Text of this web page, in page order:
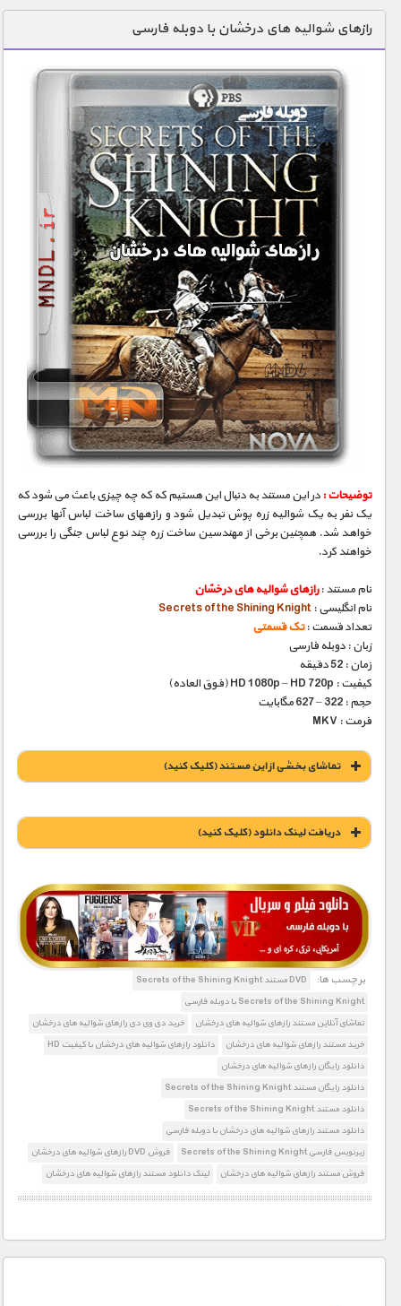
دنیای خوراکی ها
زمین شناسی / محیط زیست
سازه/ معماری/ مهندسی
سرگرمی
شناخت کودکان
طبیعت
علم و فناوری
فرهنگ / هنر
گردشگری
ماورایی
مسابقات / ورزشی
مستند های اختصاصی
رازهای شوالیه های درخشان با دوبله فارسی
توضیحات : در این مستند به دنبال این هستیم که که چه چیزی باعث می شود که
یک نفر به یک شوالیه زره پوش تبدیل شود و رازههای ساخت لباس آنها بررسی
خواهد شد. همچنین برخی از مهندسین ساخت زره چند نوع لباس جنگی را بررسی
خواهند کرد.
نام مستند :رازهای شوالیه های درخشان
نام انگلیسی : Secrets of the Shining Knight
تعداد قسمت :تک قسمتی
زبان : دوبله فارسی
زمان : 52 دقیقه
کیفیت : HD 1080p – HD 720p (فوق العاده)
حجم : 322 – 627 مگابایت
فرمت : MKV
تماشای بخشی از این مستند (کلیک کنید)
دریافت لينک دانلود (کليک کنيد)
1900 تومان – خريد لينک دانلود (افزودن به سبد خريد)
برچسب ها:
DVD مستند Secrets of the Shining Knight
Secrets of the Shining Knight با دوبله فارسی
تماشای آنلاین مستند رازهای شوالیه های درخشان
خرید دی وی دی رازهای شوالیه های درخشان
خرید مستند رازهای شوالیه های درخشان
دانلود رازهای شوالیه های درخشان با کیفیت HD
دانلود رایگان رازهای شوالیه های درخشان
دانلود رایگان مستند Secrets of the Shining Knight
دانلود مستند Secrets of the Shining Knight
دانلود مستند رازهای شوالیه های درخشان با دوبله فارسی
زیرنویس فارسی Secrets of the Shining Knight
فروش DVD رازهای شوالیه های درخشان
فروش مستند رازهای شوالیه های درخشان
لینک دانلود مستند رازهای شوالیه های درخشان